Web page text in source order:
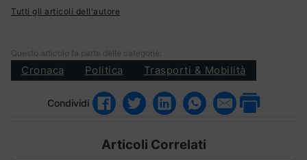
Tutti gli articoli dell'autore
Questo articolo fa parte delle categorie:
Cronaca Politica Trasporti & Mobilità
Condividi
Articoli Correlati